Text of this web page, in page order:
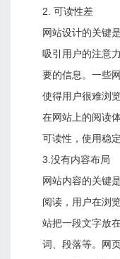
2. 可读性差
网站设计的关键
吸引用户的注意
要的信息。一些
使得用户很难浏
在网站上的阅读
可读性，使用稳
3.没有内容布局
网站内容的关键
阅读，用户在浏
站把一段文字放
词、段落等。网